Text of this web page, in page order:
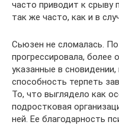
часто приводит к срыву
так же часто, как и в
Сьюзен не сломалась.
прогрессировала,
указанные в
способность терпеть
То, что выглядело как
подростковая
ней. Ее благодарность